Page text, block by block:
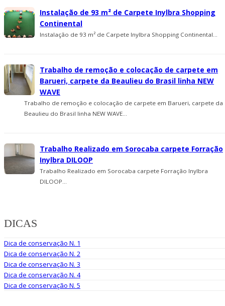
Instalação de 93 m² de Carpete Inylbra Shopping
Continental
Instalação de 93 m² de Carpete Inylbra Shopping Continental...
Trabalho de remoção e colocação de carpete em
Barueri, carpete da Beaulieu do Brasil linha NEW
WAVE
Trabalho de remoção e colocação de carpete em Barueri, carpete da
Beaulieu do Brasil linha NEW WAVE...
Trabalho Realizado em Sorocaba carpete Forração
Inylbra DILOOP
Trabalho Realizado em Sorocaba carpete Forração Inylbra
DILOOP...
DICAS
Dica de conservação N. 1
Dica de conservação N. 2
Dica de conservação N. 3
Dica de conservação N. 4
Dica de conservação N. 5